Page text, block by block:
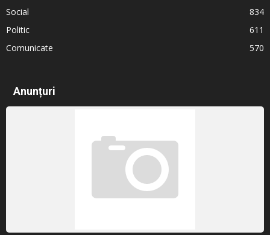
Social
834
Politic
611
Comunicate
570
Anunțuri